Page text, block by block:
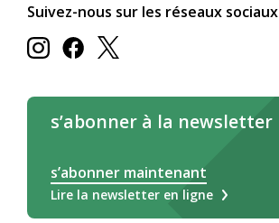
Suivez-nous sur les réseaux sociaux
s’abonner à la newsletter
s’abonner maintenant
Lire la newsletter en ligne